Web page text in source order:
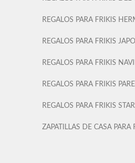
REGALOS PARA FRIKIS
REGALOS PARA FRIKIS
REGALOS PARA FRIKIS
REGALOS PARA FRIKIS
REGALOS PARA FRIKIS
ZAPATILLAS DE CASA PARA